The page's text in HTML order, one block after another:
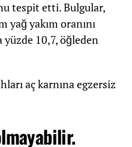
tespit etti. Bulgular,
yağ yakım oranını
yüzde 10,7, öğleden
aç karnına egzersiz